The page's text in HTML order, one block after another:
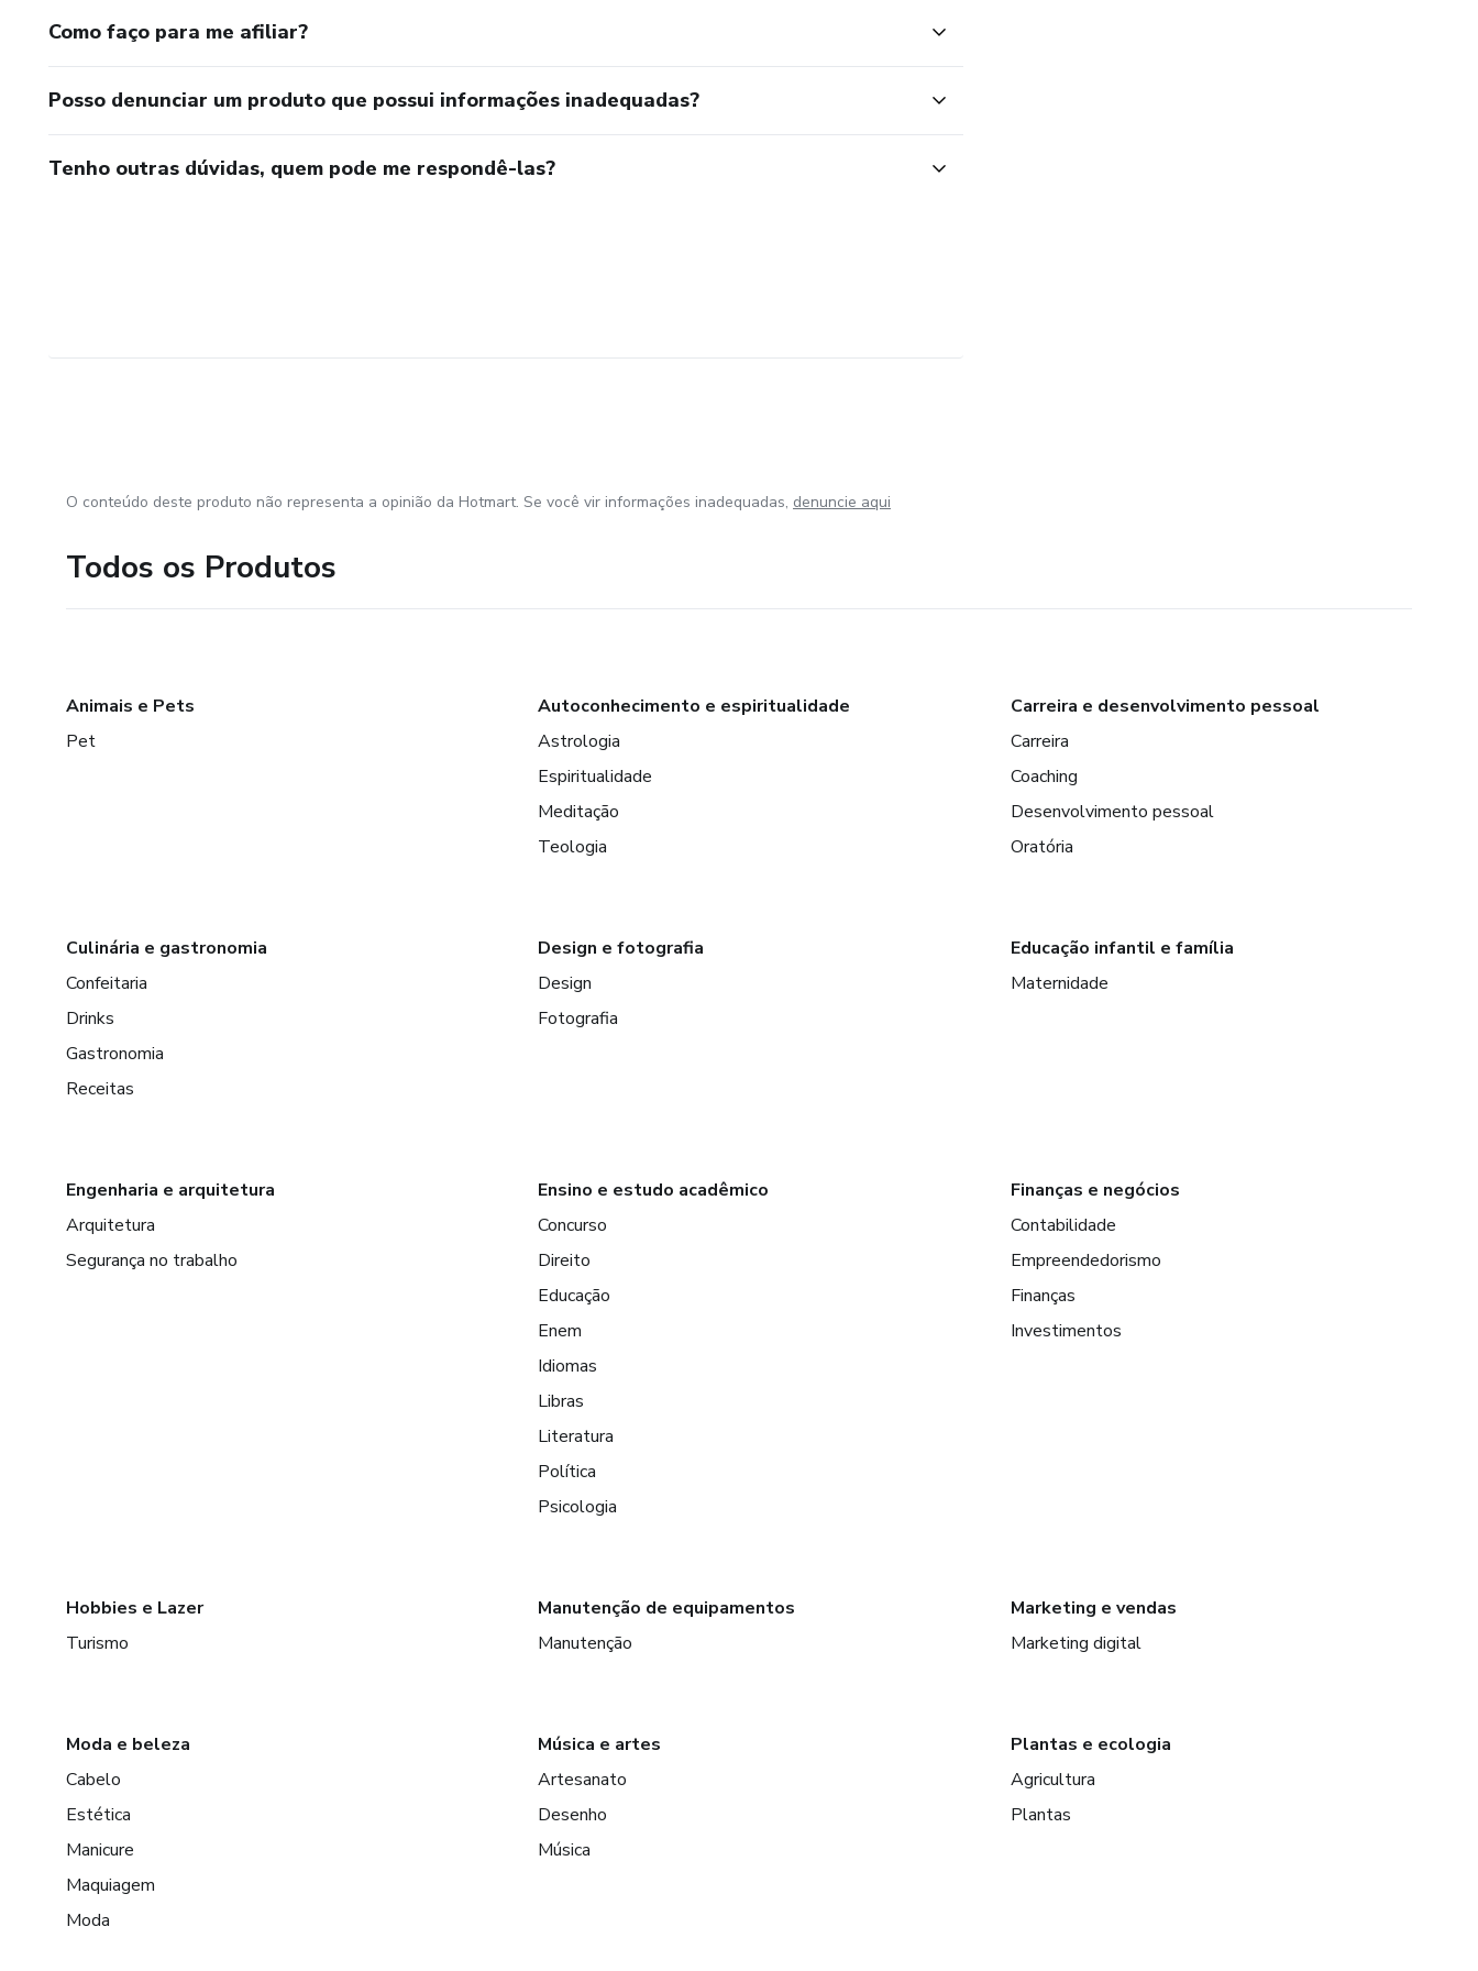
Como faço para me afiliar?
Posso denunciar um produto que possui informações inadequadas?
Tenho outras dúvidas, quem pode me respondê-las?
O conteúdo deste produto não representa a opinião da Hotmart. Se você vir informações inadequadas, denuncie aqui
Todos os Produtos
Animais e Pets
Pet
Autoconhecimento e espiritualidade
Astrologia
Espiritualidade
Meditação
Teologia
Carreira e desenvolvimento pessoal
Carreira
Coaching
Desenvolvimento pessoal
Oratória
Culinária e gastronomia
Confeitaria
Drinks
Gastronomia
Receitas
Design e fotografia
Design
Fotografia
Educação infantil e família
Maternidade
Engenharia e arquitetura
Arquitetura
Segurança no trabalho
Ensino e estudo acadêmico
Concurso
Direito
Educação
Enem
Idiomas
Libras
Literatura
Política
Psicologia
Finanças e negócios
Contabilidade
Empreendedorismo
Finanças
Investimentos
Hobbies e Lazer
Turismo
Manutenção de equipamentos
Manutenção
Marketing e vendas
Marketing digital
Moda e beleza
Cabelo
Estética
Manicure
Maquiagem
Moda
Música e artes
Artesanato
Desenho
Música
Plantas e ecologia
Agricultura
Plantas